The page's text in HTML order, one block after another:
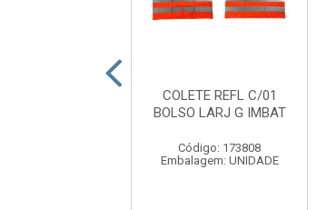
COLETE REFL C/01
BOLSO LARJ G IMBAT
Código: 173808
Embalagem: UNIDADE